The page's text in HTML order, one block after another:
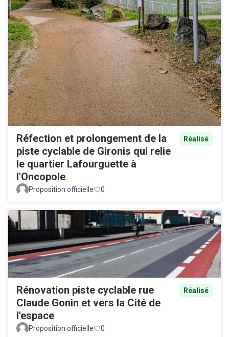
Réfection et prolongement de la
piste cyclable de Gironis qui relie
le quartier Lafourguette à
l'Oncopole
Réalisé
Proposition officielle 0
Rénovation piste cyclable rue
Claude Gonin et vers la Cité de
l'espace
Réalisé
Proposition officielle 0